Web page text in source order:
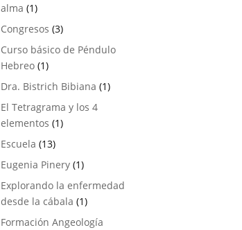
alma 11
producto
Congresos 33
productos
Curso básico de Péndulo
Hebreo 11
producto
Dra. Bistrich Bibiana 11
El Tetragrama y los 4
elementos 11
Escuela 1313
productos
Eugenia Pinery 11
producto
Explorando la enfermedad
desde la cábala 11
producto
Formación Angeología